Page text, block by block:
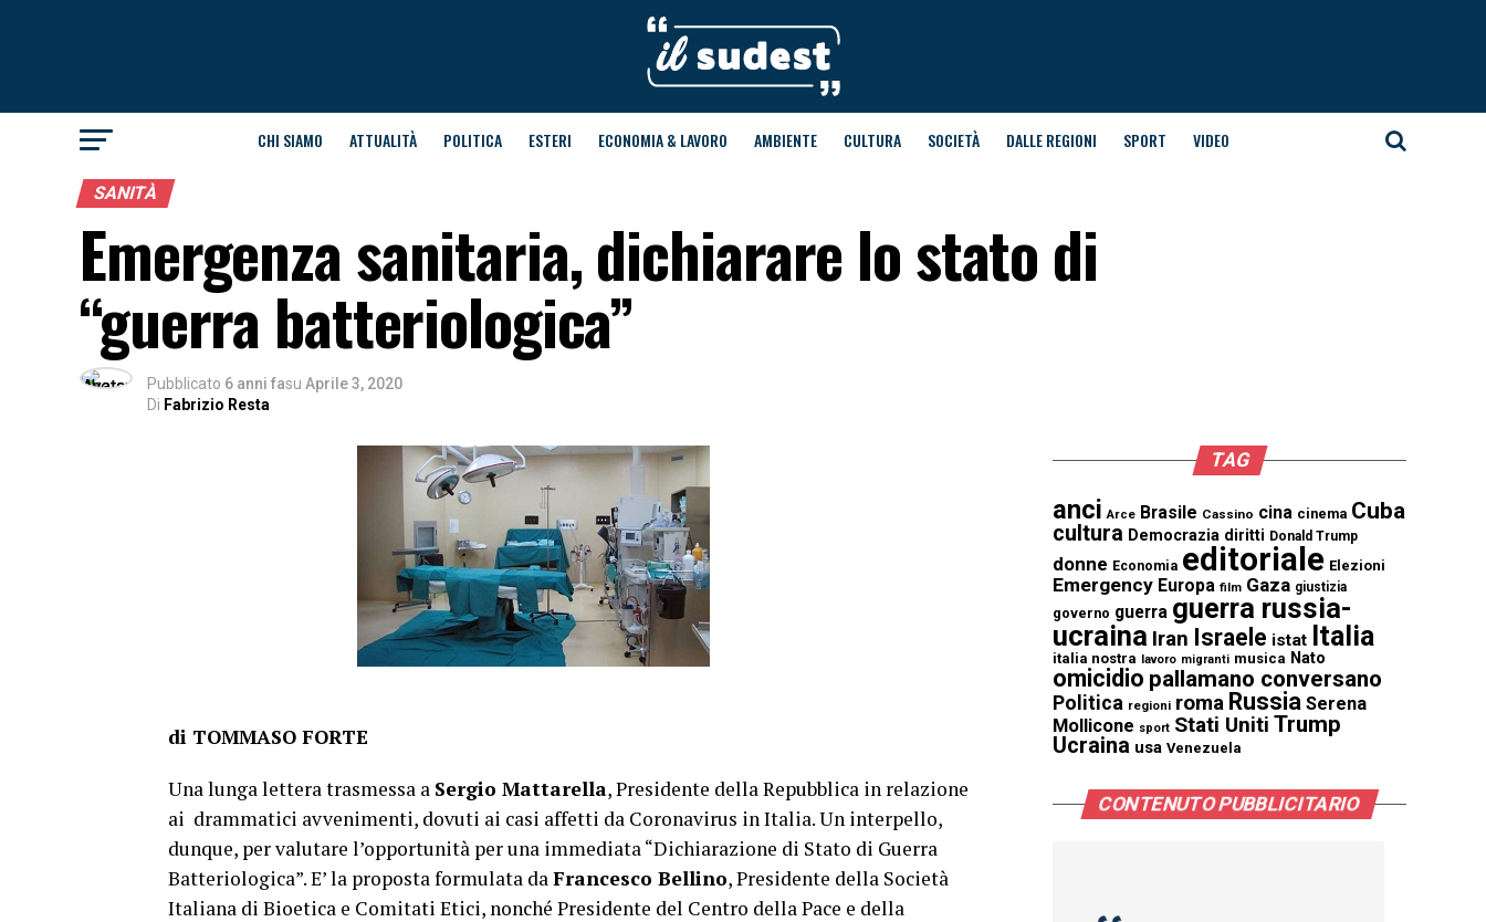
CHI SIAMO ATTUALITÀ POLITICA ESTERI ECONOMIA & LAVORO AMBIENTE CULTURA SOCIETÀ DALLE REGIONI SPORT VIDEO
SANITÀ
Emergenza sanitaria, dichiarare lo stato di
“guerra batteriologica”
Pubblicato 6 anni fasu Aprile 3, 2020
Di Fabrizio Resta
di TOMMASO FORTE
Una lunga lettera trasmessa a Sergio Mattarella, Presidente della Repubblica in relazione
ai drammatici avvenimenti, dovuti ai casi affetti da Coronavirus in Italia. Un interpello,
dunque, per valutare l’opportunità per una immediata “Dichiarazione di Stato di Guerra
Batteriologica”. E’ la proposta formulata daFrancesco Bellino, Presidente della Società
Italiana di Bioetica e Comitati Etici, nonché Presidente del Centro della Pace e della
TAG
anci Arce Brasile Cassino cina cinema Cuba
cultura Democrazia diritti Donald Trump
donne Economia editoriale Elezioni
Emergency Europa film Gaza giustizia
governo guerra guerra russia-
ucraina Iran Israele istat Italia
italia nostra lavoro migranti musica Nato
omicidio pallamano conversano
Politica regioni roma Russia Serena
Mollicone sport Stati Uniti Trump
Ucraina usa Venezuela
CONTENUTO PUBBLICITARIO